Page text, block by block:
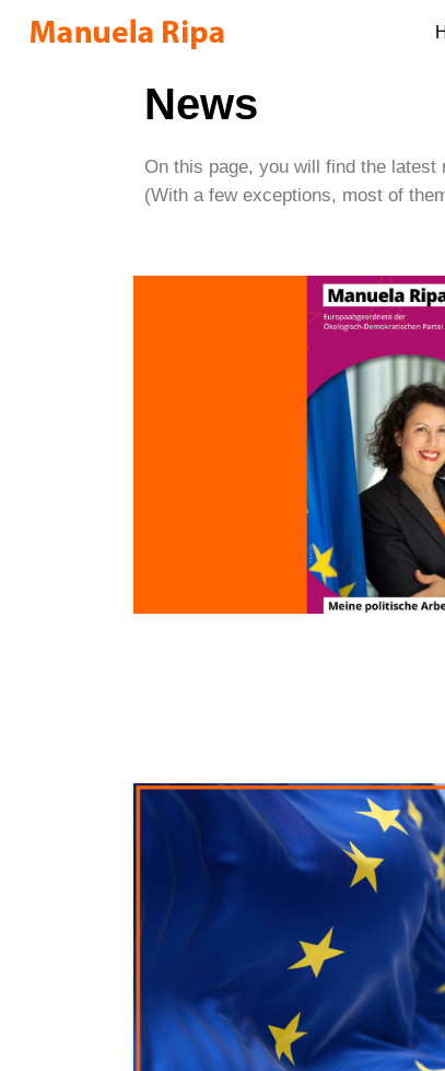
News
On this page, you will find the latest
(With a few exceptions, most of